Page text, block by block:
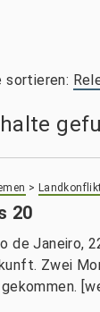
:
>
20
de Janeiro,
Zwei